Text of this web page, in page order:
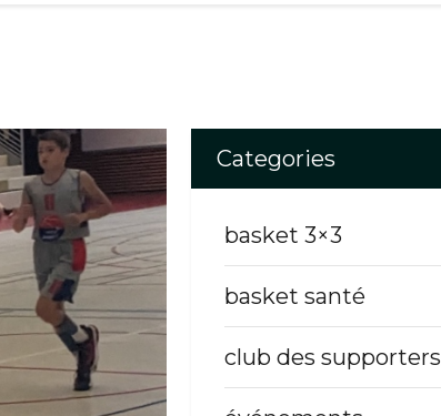
Categories
basket 3×3
basket santé
club des supporters